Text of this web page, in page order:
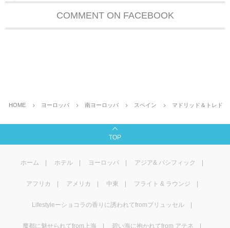
COMMENT ON FACEBOOK
HOME ヨーロッパ 南ヨーロッパ スペイン マドリッド＆トレド
TOP
ホーム ホテル ヨーロッパ アジア& パシフィック
アフリカ アメリカ 中東 フライト & ラウンジ
Lifestyleーショコラの香りに誘われてfromブリュッセル
魔都に魅せられてfrom上海 碧い海に抱かれてfrom アテネ